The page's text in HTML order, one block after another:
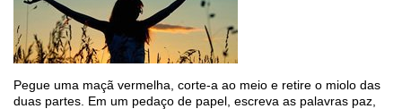
Pegue uma maçã vermelha, corte-a ao meio e retire o miolo das
duas partes. Em um pedaço de papel, escreva as palavras paz,